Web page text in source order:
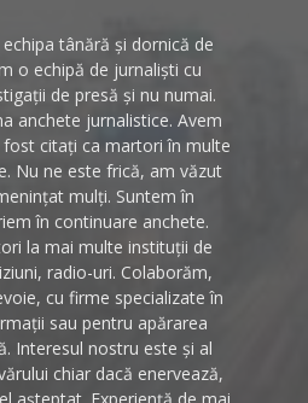
tânără și dornică de
o echipă de jurnaliști cu
de presă și nu numai.
anchete jurnalistice. Avem
citați ca martori în multe
Nu ne este frică, am văzut
mulți. Suntem în
în continuare anchete.
la mai multe instituții de
radio-uri. Colaborăm,
cu firme specializate în
sau pentru apărarea
Interesul nostru este și al
chiar dacă enervează,
așteptat. Experiență de mai